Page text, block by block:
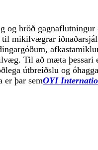
og hröð
til mikilvægrar
Til að mæta þessari
útbreiðslu og
er þar semOYI